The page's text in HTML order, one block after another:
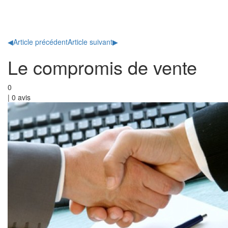
◀Article précédentArticle suivant▶
Le compromis de vente
0
| 0 avis